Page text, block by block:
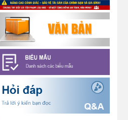
kiến nghị về quy định thủ tục hành
chính
(07/08/2026)
Thông báo về thực hiện Luật
tương trợ tư pháp về dân sự và
các văn bản quy định chi tiết,
(04/08/2026)